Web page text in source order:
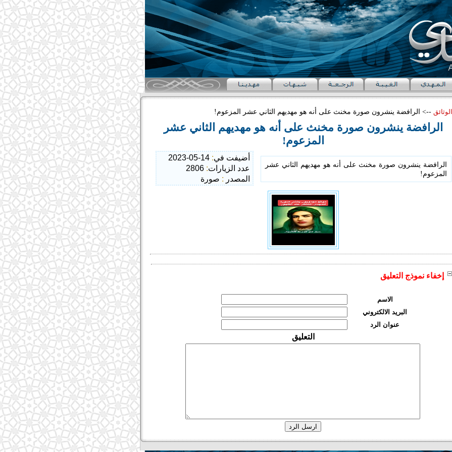
الوثائق --> ‏الرافضة ينشرون صورة مخنث على أنه هو مهديهم الثاني عشر المزعوم!
‏الرافضة ينشرون صورة مخنث على أنه هو مهديهم الثاني عشر
المزعوم!
‏الرافضة ينشرون صورة مخنث على أنه هو مهديهم الثاني عشر
المزعوم!
أضيفت في:
عدد الزيارات:
2806
المصدر : صورة
إخفاء نموذج التعليق
الاسم
البريد الالكتروني
عنوان الرد
التعليق